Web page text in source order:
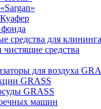
средства для
средства
для воздуха
GRASS
GRASS
машин